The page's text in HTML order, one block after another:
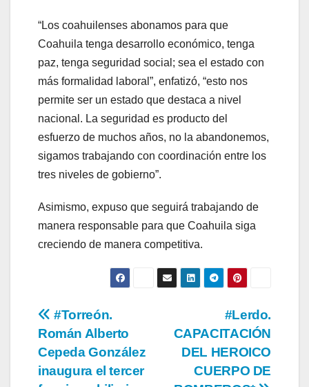
“Los coahuilenses abonamos para que
Coahuila tenga desarrollo económico, tenga
paz, tenga seguridad social; sea el estado con
más formalidad laboral”, enfatizó, “esto nos
permite ser un estado que destaca a nivel
nacional. La seguridad es producto del
esfuerzo de muchos años, no la abandonemos,
sigamos trabajando con coordinación entre los
tres niveles de gobierno”.
Asimismo, expuso que seguirá trabajando de
manera responsable para que Coahuila siga
creciendo de manera competitiva.
Navegación
de
entradas
#Lerdo.
CAPACITACIÓN
DEL HEROICO
CUERPO DE
#Torreón.
Román Alberto
Cepeda González
inaugura el tercer